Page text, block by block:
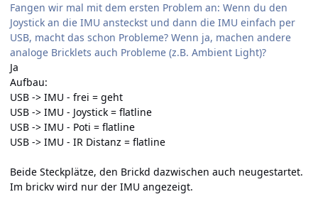
Fangen wir mal mit dem ersten Problem an: Wenn du den
Joystick an die IMU ansteckst und dann die IMU einfach per
USB, macht das schon Probleme? Wenn ja, machen andere
analoge Bricklets auch Probleme (z.B. Ambient Light)?
Ja
Aufbau:
USB -> IMU - frei = geht
USB -> IMU - Joystick = flatline
USB -> IMU - Poti = flatline
USB -> IMU - IR Distanz = flatline
Beide Steckplätze, den Brickd dazwischen auch neugestartet.
Im brickv wird nur der IMU angezeigt.